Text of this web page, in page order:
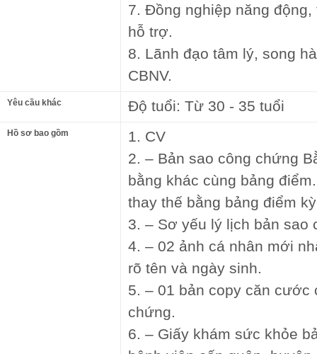
7. Đồng nghiệp năng
hỗ trợ.
8. Lãnh đạo tâm lý, song
CBNV.
Yêu cầu khác Độ tuổi: Từ 30 - 35 tuổi
Hồ sơ bao gồm
1. CV
2. – Bản sao công chứng
bằng khác cùng bảng
thay thế bằng bảng điểm
3. – Sơ yếu lý lịch bản sao
4. – 02 ảnh cá nhân mới
rõ tên và ngày sinh.
5. – 01 bản copy căn cước
chứng.
6. – Giấy khám sức khỏe